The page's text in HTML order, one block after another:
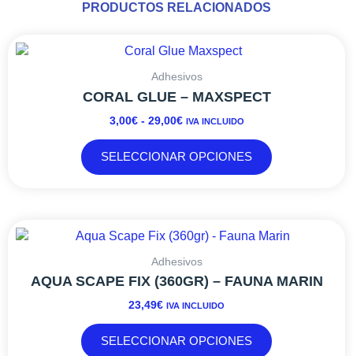
PRODUCTOS RELACIONADOS
Adhesivos
CORAL GLUE – MAXSPECT
3,00€ - 29,00€
DE
PRECIOS:
DESDE
HASTA
29,00€
IVA INCLUIDO
SELECCIONAR OPCIONES
se
la
producto
Adhesivos
AQUA SCAPE FIX (360GR) – FAUNA MARIN
23,49€ IVA INCLUIDO
SELECCIONAR OPCIONES
producto
múltiples
se